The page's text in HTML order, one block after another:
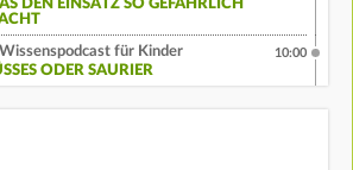
DEN EINSATZ SO GEFÄHRLICH
Wissenspodcast für Kinder
ODER SAURIER
10:00